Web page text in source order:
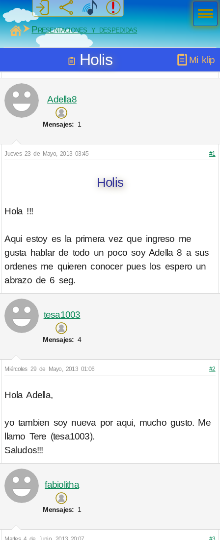
MiSabueso
Presentaciones y despedidas
Mi klip
Holis
Adella8
Mensajes: 1
Jueves 23 de Mayo, 2013 03:45 #1
Holis
Hola !!!
Aqui estoy es la primera vez que ingreso me
gusta hablar de todo un poco soy Adella 8 a sus
ordenes me quieren conocer pues los espero un
abrazo de 6 seg.
tesa1003
Mensajes: 4
Miércoles 29 de Mayo, 2013 01:06 #2
Hola Adella,
yo tambien soy nueva por aqui, mucho gusto. Me
llamo Tere (tesa1003).
Saludos!!!
fabiolitha
Mensajes: 1
Men
ú